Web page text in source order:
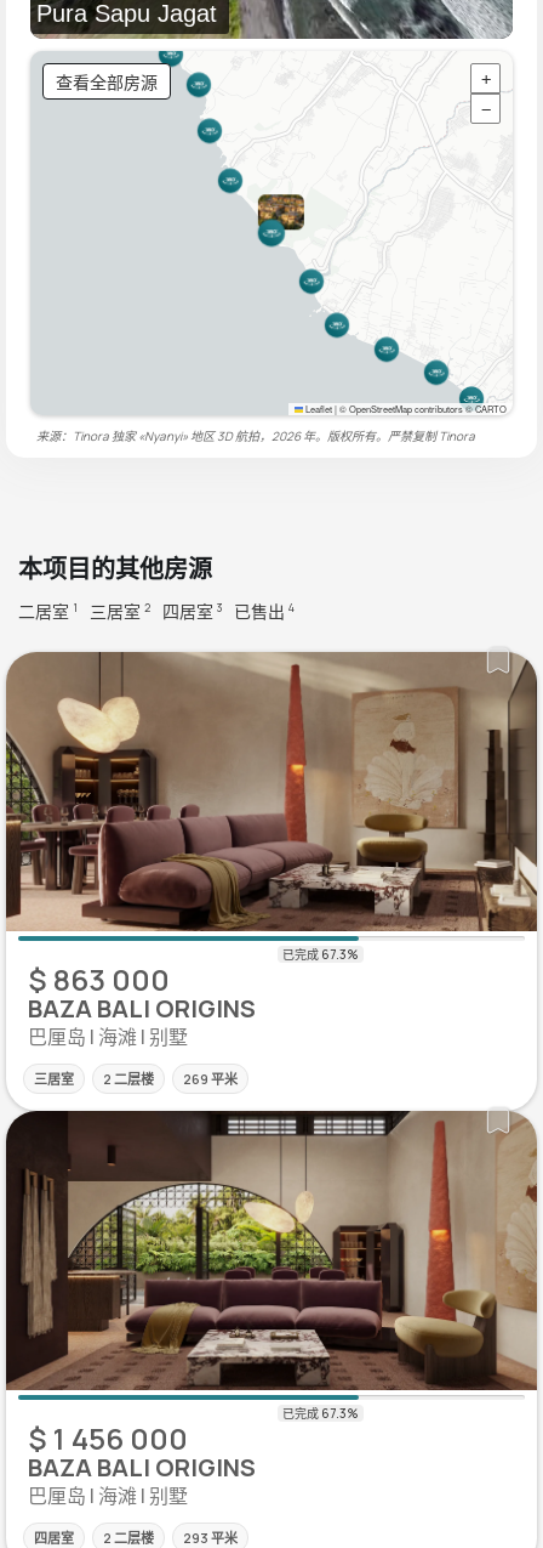
Pura Sapu Jagat
查看全部房源
+
−
Leaflet|© OpenStreetMap contributors © CARTO
来源：Tinora 独家 «Nyanyi» 地区 3D 航拍，2026 年。版权所有。严禁复制Tinora
本项目的其他房源
二居室 1 三居室 2 四居室 3 已售出 4
$ 863 000
BAZA BALI ORIGINS
巴厘岛 | 海滩 | 别墅
三居室 2 二层楼 269 平米
$ 1 456 000
BAZA BALI ORIGINS
巴厘岛 | 海滩 | 别墅
四居室 2 二层楼 293 平米